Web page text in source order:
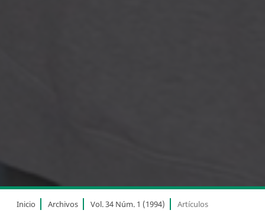
Inicio Archivos Vol. 34 Núm. 1 (1994) Artículos